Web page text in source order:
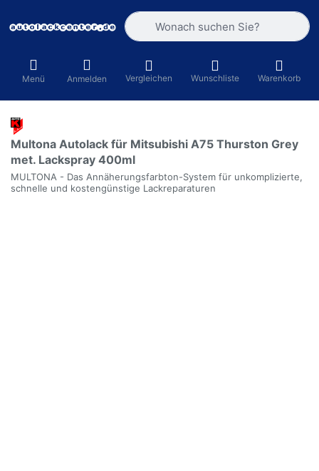
Geben Sie einen Suchbegriff ein.
Menü Anmelden Vergleichen Wunschliste Warenkorb
Multona Autolack für Mitsubishi A75 Thurston Grey
met. Lackspray 400ml
MULTONA - Das Annäherungsfarbton-System für unkomplizierte,
schnelle und kostengünstige Lackreparaturen